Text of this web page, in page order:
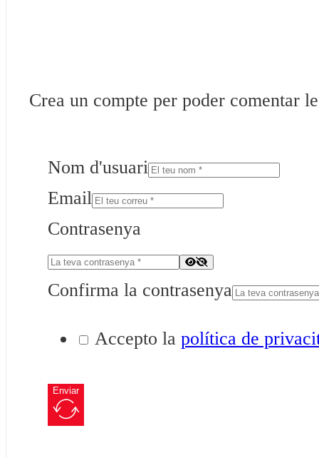
Crea un compte per poder comentar
Nom d'usuari
Email
Contrasenya
Confirma la contrasenya
Accepto la política de
Enviar